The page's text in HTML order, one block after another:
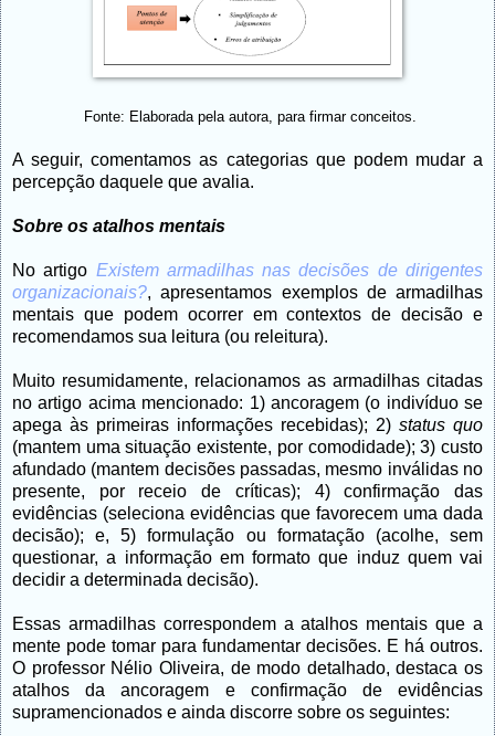
Fonte: Elaborada pela autora, para firmar conceitos.
A seguir, comentamos as categorias que podem mudar a
percepção daquele que avalia.
Sobre os atalhos mentais
No artigo Existem armadilhas nas decisões de dirigentes
organizacionais?, apresentamos exemplos de armadilhas
mentais que podem ocorrer em contextos de decisão e
recomendamos sua leitura (ou releitura).
Muito resumidamente, relacionamos as armadilhas citadas
no artigo acima mencionado: 1) ancoragem (o indivíduo se
apega às primeiras informações recebidas); 2) status quo
(mantem uma situação existente, por comodidade); 3) custo
afundado (mantem decisões passadas, mesmo inválidas no
presente, por receio de críticas); 4) confirmação das
evidências (seleciona evidências que favorecem uma dada
decisão); e, 5) formulação ou formatação (acolhe, sem
questionar, a informação em formato que induz quem vai
decidir a determinada decisão).
Essas armadilhas correspondem a atalhos mentais que a
mente pode tomar para fundamentar decisões. E há outros.
O professor Nélio Oliveira, de modo detalhado, destaca os
atalhos da ancoragem e confirmação de evidências
supramencionados e ainda discorre sobre os seguintes: